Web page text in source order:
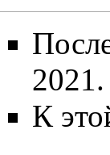
2021.
К